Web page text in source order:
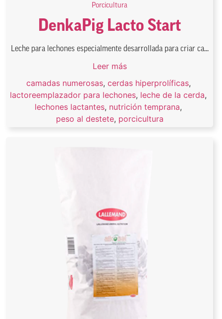
Porcicultura
DenkaPig Lacto Start
Leche para lechones especialmente desarrollada para criar ca...
Leer más
camadas numerosas, cerdas hiperprolíficas,
lactoreemplazador para lechones, leche de la cerda,
lechones lactantes, nutrición temprana,
peso al destete, porcicultura